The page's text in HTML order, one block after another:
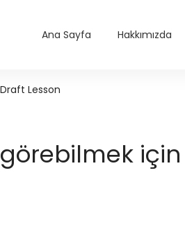
Ana Sayfa Hakkımızda
Draft Lesson